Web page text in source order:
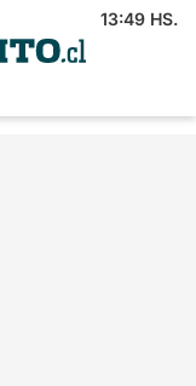
13:49 HS.